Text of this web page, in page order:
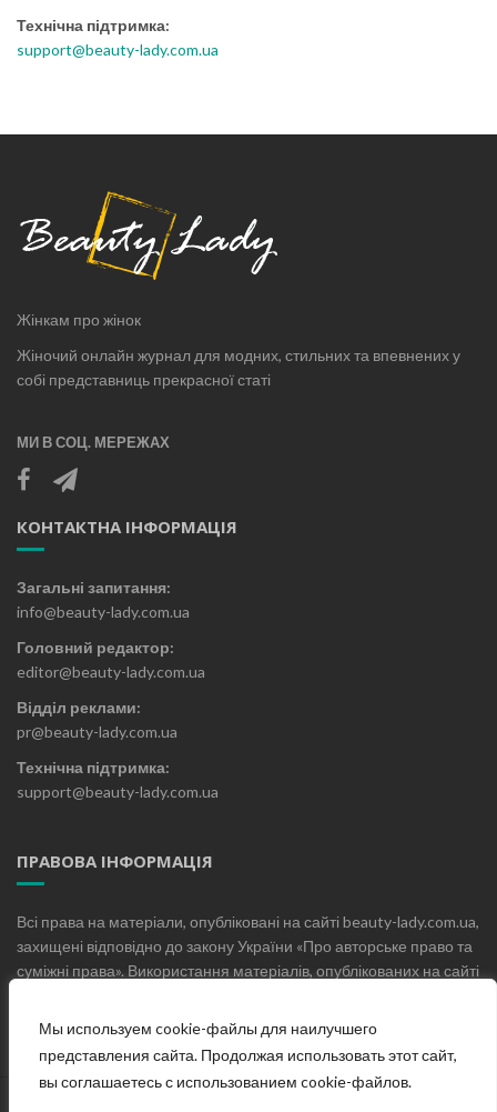
Мы используем cookie-файлы для наилучшего
представления сайта. Продолжая использовать этот сайт,
вы соглашаетесь с использованием cookie-файлов.
Технічна підтримка:
support@beauty-lady.com.ua
Жінкам про жінок
Жіночий онлайн журнал для модних, стильних та впевнених у
собі представниць прекрасної статі
МИ В СОЦ. МЕРЕЖАХ
КОНТАКТНА ІНФОРМАЦІЯ
Загальні запитання:
info@beauty-lady.com.ua
Головний редактор:
editor@beauty-lady.com.ua
Відділ реклами:
pr@beauty-lady.com.ua
Технічна підтримка:
support@beauty-lady.com.ua
ПРАВОВА ІНФОРМАЦІЯ
Всі права на матеріали, опубліковані на сайті beauty-lady.com.ua,
захищені відповідно до закону України «Про авторське право та
суміжні права». Використання матеріалів, опублікованих на сайті
допускається.